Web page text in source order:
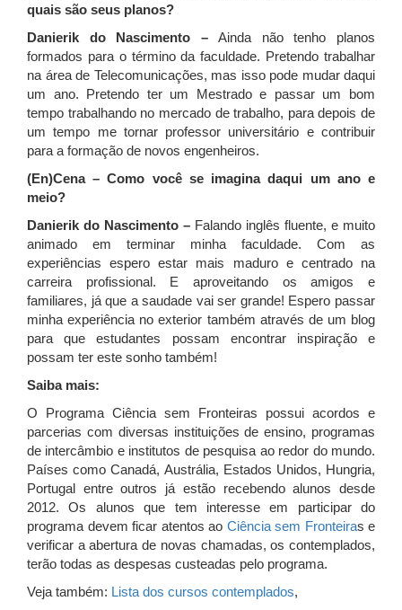
quais são seus planos?
Danierik do Nascimento –Ainda não tenho planos
formados para o término da faculdade. Pretendo trabalhar
na área de Telecomunicações, mas isso pode mudar daqui
um ano. Pretendo ter um Mestrado e passar um bom
tempo trabalhando no mercado de trabalho, para depois de
um tempo me tornar professor universitário e contribuir
para a formação de novos engenheiros.
(En)Cena – Como você se imagina daqui um ano e
meio?
Danierik do Nascimento – Falando inglês fluente, e muito
animado em terminar minha faculdade. Com as
experiências espero estar mais maduro e centrado na
carreira profissional. E aproveitando os amigos e
familiares, já que a saudade vai ser grande! Espero passar
minha experiência no exterior também através de um blog
para que estudantes possam encontrar inspiração e
possam ter este sonho também!
Saiba mais:
O Programa Ciência sem Fronteiras possui acordos e
parcerias com diversas instituições de ensino, programas
de intercâmbio e institutos de pesquisa ao redor do mundo.
Países como Canadá, Austrália, Estados Unidos, Hungria,
Portugal entre outros já estão recebendo alunos desde
2012. Os alunos que tem interesse em participar do
programa devem ficar atentos ao Ciência sem Fronteiras e
verificar a abertura de novas chamadas, os contemplados,
terão todas as despesas custeadas pelo programa.
Veja também: Lista dos cursos contemplados,